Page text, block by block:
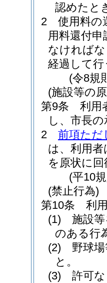
認めたと
2
使用料の
用料還付申
なければ
経過して
(令8規
(施設等の
第9条
利用
し、市長
2
前項ただ
は、利用
を原状に
(平10
(禁止行為)
第10条
利
(1)
施設
のある行
(2)
野球
と。
(3)
許可